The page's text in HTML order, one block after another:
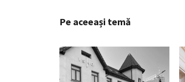
Pe aceeași temă